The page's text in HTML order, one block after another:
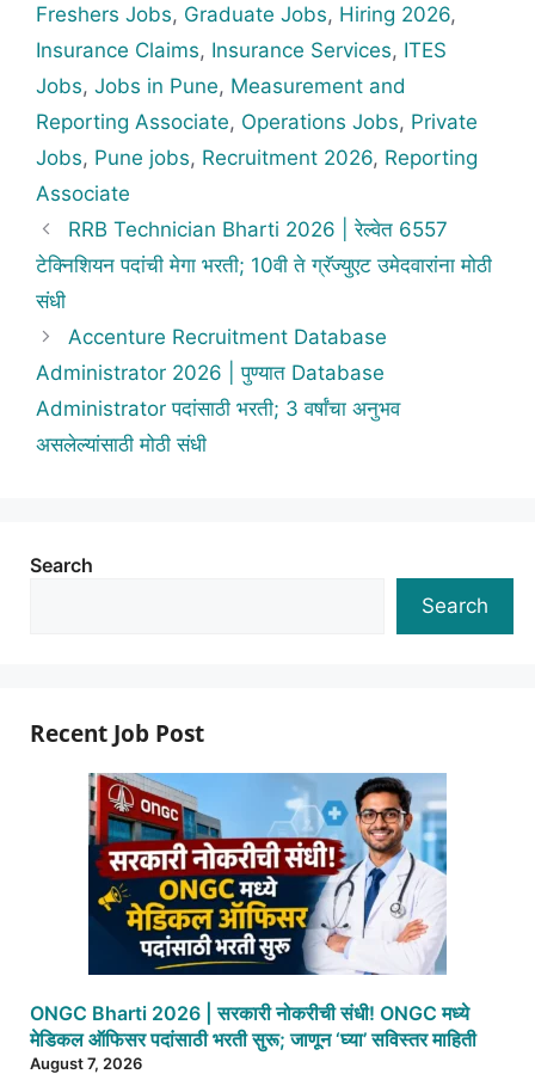
Freshers Jobs, Graduate Jobs, Hiring 2026,
Insurance Claims, Insurance Services, ITES
Jobs, Jobs in Pune, Measurement and
Reporting Associate, Operations Jobs, Private
Jobs, Pune jobs, Recruitment 2026, Reporting
Associate
RRB Technician Bharti 2026 | रेल्वेत 6557
टेक्निशियन पदांची मेगा भरती; 10वी ते ग्रॅज्युएट उमेदवारांना मोठी
संधी
Accenture Recruitment Database
Administrator 2026 | पुण्यात Database
Administrator पदांसाठी भरती; 3 वर्षांचा अनुभव
असलेल्यांसाठी मोठी संधी
Search
Search
Recent Job Post
ONGC Bharti 2026 | सरकारी नोकरीची संधी! ONGC मध्ये
मेडिकल ऑफिसर पदांसाठी भरती सुरू; जाणून ‘घ्या’ सविस्तर माहिती
August 7, 2026